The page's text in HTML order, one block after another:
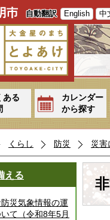
自動翻訳 English 中
ある
カレンダー
から探す
くらし 防災 災害
える
災気象情報の運
て（令和8年5月